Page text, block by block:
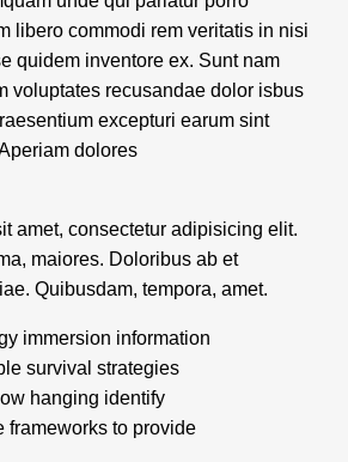
libero commodi rem veritatis in nisi
quidem inventore ex. Sunt nam
voluptates recusandae dolor isbus
excepturi earum sint
dolores
amet, consectetur adipisicing elit.
maiores. Doloribus ab et
Quibusdam, tempora, amet.
immersion information
survival strategies
hanging identify
frameworks to provide